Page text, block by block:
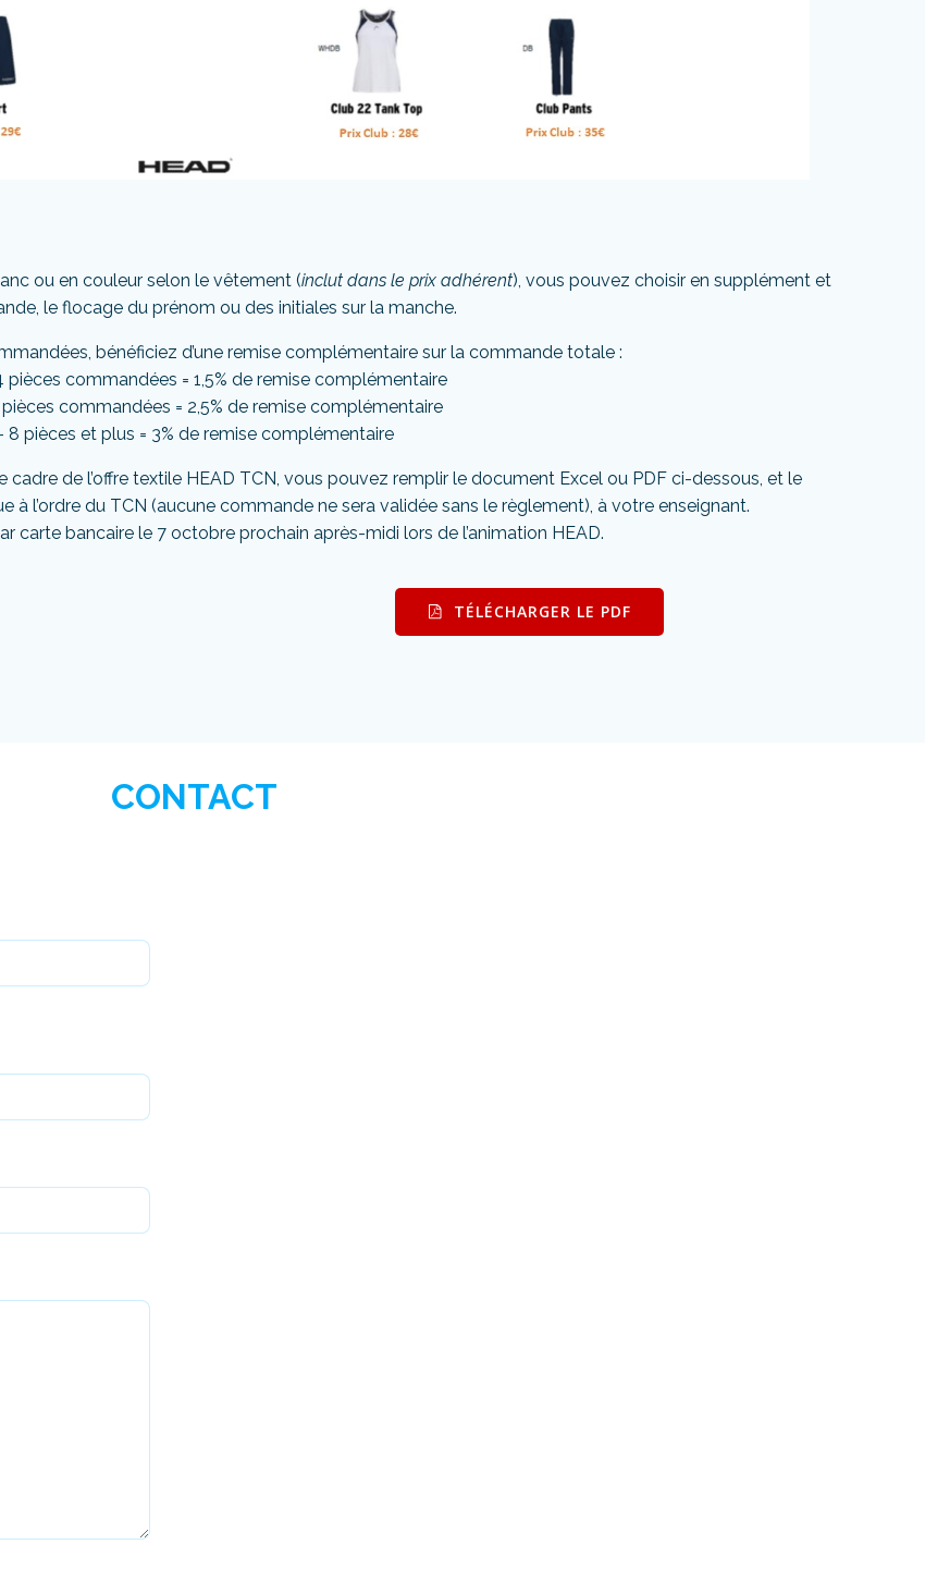
ou en couleur selon le vêtement (inclut dans le prix adhérent), vous pouvez choisir en supplément et
le flocage du prénom ou des initiales sur la manche.
bénéficiez d’une remise complémentaire sur la commande totale :
pièces commandées = 1,5% de remise complémentaire
pièces commandées = 2,5% de remise complémentaire
8 pièces et plus = 3% de remise complémentaire
de l’offre textile HEAD TCN, vous pouvez remplir le document Excel ou PDF ci-dessous, et le
à l’ordre du TCN (aucune commande ne sera validée sans le règlement), à votre enseignant.
carte bancaire le 7 octobre prochain après-midi lors de l’animation HEAD.
TÉLÉCHARGER LE PDF
CONTACT